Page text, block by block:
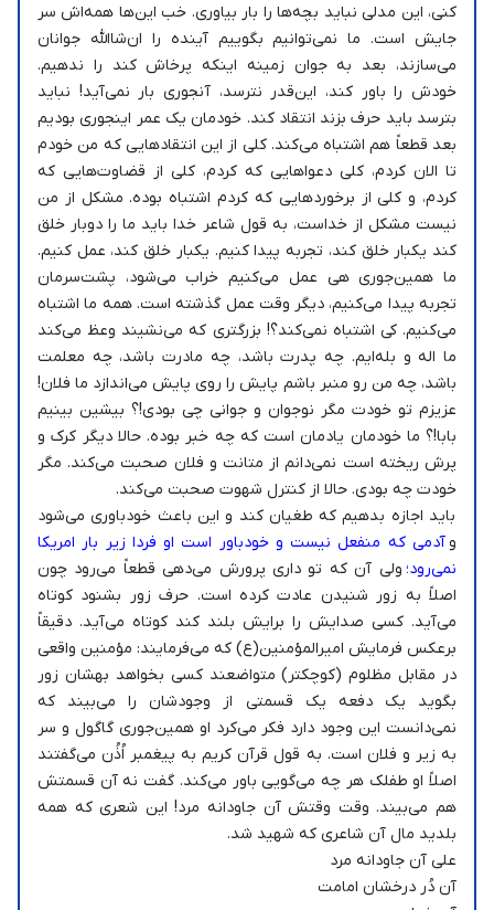
کنی، این مدلی نباید بچه‌ها را بار بیاوری. خب این‌ها همه‌اش سر
جایش است. ما نمی‌توانیم بگوییم آینده را ان‌شاالله جوانان
می‌سازند، بعد به جوان زمینه‌ اینکه پرخاش کند را ندهیم.
خودش را باور کند، این‌قدر نترسد، آنجوری بار نمی‌آید! نباید
بترسد باید حرف بزند انتقاد کند. خودمان یک عمر اینجوری بودیم
بعد قطعاً هم اشتباه می‌کند. کلی از این انتقادهایی که من خودم
تا الان کردم، کلی دعواهایی که کردم، کلی از قضاوت‌هایی که
کردم، و کلی از برخوردهایی که کردم اشتباه بوده. مشکل از من
نیست مشکل از خداست، به قول شاعر خدا باید ما را دوبار خلق
کند یکبار خلق کند، تجربه پیدا کنیم. یکبار خلق کند، عمل کنیم.
ما همین‌جوری هی عمل می‌کنیم خراب می‌شود، پشت‌سرمان
تجربه پیدا می‌کنیم، دیگر وقت عمل گذشته است. همه ما اشتباه
می‌کنیم. کی اشتباه نمی‌کند؟! بزرگتری که می‌نشیند وعظ می‌کند
ما اله و بله‌ایم. چه پدرت باشد، چه مادرت باشد، چه معلمت
باشد، چه من رو منبر باشم پایش را روی پایش می‌اندازد ما فلان!
عزیزم تو خودت مگر نوجوان و جوانی چی بودی!؟ بیشین بینیم
بابا!؟ ما خودمان یادمان است که چه خبر بوده. حالا دیگر کرک و
پرش ریخته است نمی‌دانم از متانت و فلان صحبت می‌کند. مگر
خودت چه بودی. حالا از کنترل شهوت صحبت می‌کند.
باید اجازه بدهیم که طغیان کند و این باعث خودباوری می‌شود
وآدمی که منفعل نیست و خودباور است او فردا زیر بار امریکا
نمی‌رود؛ ولی آن که تو داری پرورش می‌دهی قطعاً می‌رود چون
اصلاً به زور شنیدن عادت کرده است. حرف زور بشنود کوتاه
می‌آید. کسی صدایش را برایش بلند کند کوتاه می‌آید. دقیقاً
برعکس فرمایش امیرالمؤمنین(ع) که می‌فرمایند: مؤمنین واقعی
در مقابل مظلوم (کوچکتر) متواضعند کسی بخواهد بهشان زور
بگوید یک دفعه یک قسمتی از وجودشان را می‌بیند که
نمی‌دانست این وجود دارد فکر می‌کرد او همین‌جوری گاگول و سر
به زیر و فلان است. به قول قرآن کریم به پیغمبر اُذُن می‌گفتند
اصلاً او طفلک هر چه می‌گویی باور می‌کند. گفت نه آن قسمتش
هم می‌بیند. وقت وقتش آن جاودانه مرد! این شعری که همه
بلدید مال آن شاعری که شهید شد.
علی آن جاودانه مرد
آن دُر درخشان امامت